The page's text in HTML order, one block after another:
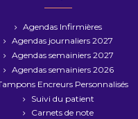
Agendas Infirmières
Agendas journaliers 2027
Agendas semainiers 2027
Agendas semainiers 2026
Encreurs Personnalisés
Suivi du patient
Carnets de note